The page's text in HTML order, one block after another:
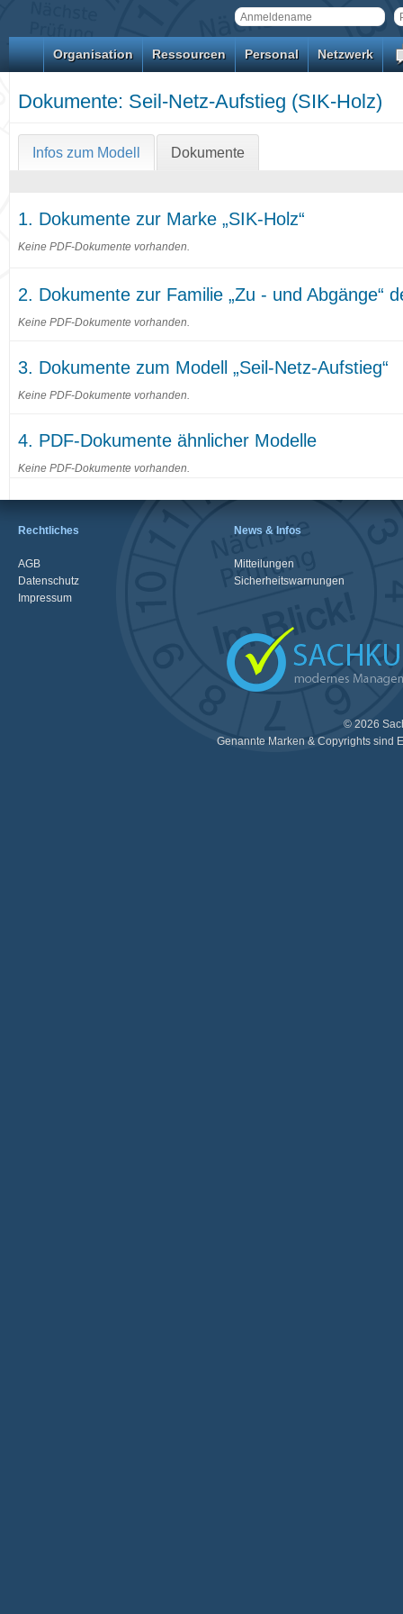
Organisation Ressourcen Personal Netzwerk
Dokumente: Seil-Netz-Aufstieg (SIK-Holz)
Infos zum Modell Dokumente
1. Dokumente zur Marke „SIK-Holz“
Keine PDF-Dokumente vorhanden.
2. Dokumente zur Familie „Zu - und Abgänge“
Keine PDF-Dokumente vorhanden.
3. Dokumente zum Modell „Seil-Netz-Aufstieg“
Keine PDF-Dokumente vorhanden.
4. PDF-Dokumente ähnlicher Modelle
Keine PDF-Dokumente vorhanden.
Rechtliches
AGB
Datenschutz
Impressum
News & Infos
Mitteilungen
Sicherheitswarnungen
© 2026
Genannte Marken & Copyrights sind